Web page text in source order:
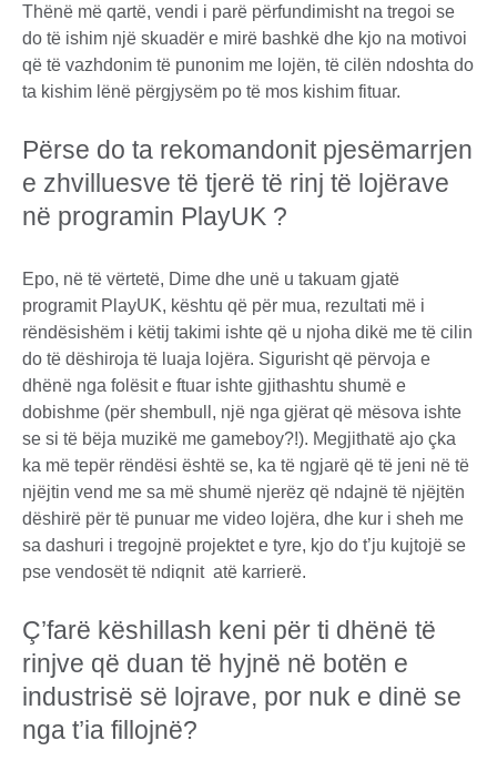
Thënë më qartë, vendi i parë përfundimisht na tregoi se
do të ishim një skuadër e mirë bashkë dhe kjo na motivoi
që të vazhdonim të punonim me lojën, të cilën ndoshta do
ta kishim lënë përgjysëm po të mos kishim fituar.
Përse do ta rekomandonit pjesëmarrjen
e zhvilluesve të tjerë të rinj të lojërave
në programin PlayUK ?
Epo, në të vërtetë, Dime dhe unë u takuam gjatë
programit PlayUK, kështu që për mua, rezultati më i
rëndësishëm i këtij takimi ishte që u njoha dikë me të cilin
do të dëshiroja të luaja lojëra. Sigurisht që përvoja e
dhënë nga folësit e ftuar ishte gjithashtu shumë e
dobishme (për shembull, një nga gjërat që mësova ishte
se si të bëja muzikë me gameboy?!). Megjithatë ajo çka
ka më tepër rëndësi është se, ka të ngjarë që të jeni në të
njëjtin vend me sa më shumë njerëz që ndajnë të njëjtën
dëshirë për të punuar me video lojëra, dhe kur i sheh me
sa dashuri i tregojnë projektet e tyre, kjo do t’ju kujtojë se
pse vendosët të ndiqnit atë karrierë.
Ç’farë këshillash keni për ti dhënë të
rinjve që duan të hyjnë në botën e
industrisë së lojrave, por nuk e dinë se
nga t’ia fillojnë?